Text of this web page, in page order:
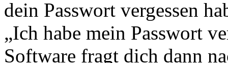
dein Passwort vergessen
„Ich habe mein Passwort
Software fragt dich dann